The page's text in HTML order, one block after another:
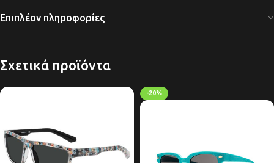
Επιπλέον πληροφορίες
Σχετικά προϊόντα
-20%